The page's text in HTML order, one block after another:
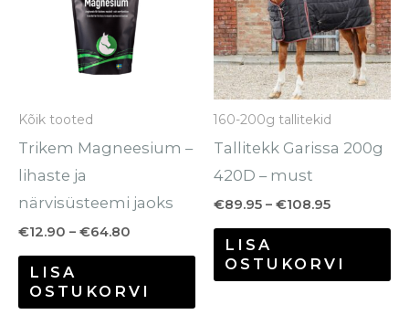
Kõik tooted
Trikem Magneesium –
lihaste ja
närvisüsteemi jaoks
€12.90 – €64.80
LISA
OSTUKORVI
mitu
varianti.
Valikuid
saab
teha
tootelehel.
160-200g tallitekid
Tallitekk Garissa 200g
420D – must
€89.95 – €108.95
LISA
OSTUKORVI